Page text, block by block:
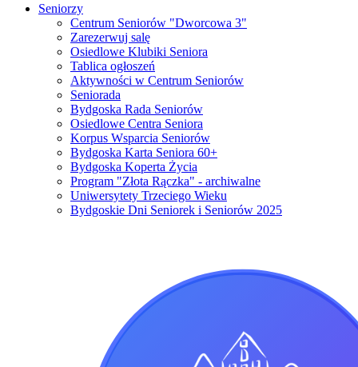
Seniorzy
Centrum Seniorów "Dworcowa 3"
Zarezerwuj salę
Osiedlowe Klubiki Seniora
Tablica ogłoszeń
Aktywności w Centrum Seniorów
Seniorada
Bydgoska Rada Seniorów
Osiedlowe Centra Seniora
Korpus Wsparcia Seniorów
Bydgoska Karta Seniora 60+
Bydgoska Koperta Życia
Program "Złota Rączka" - archiwalne
Uniwersytety Trzeciego Wieku
Bydgoskie Dni Seniorek i Seniorów 2025